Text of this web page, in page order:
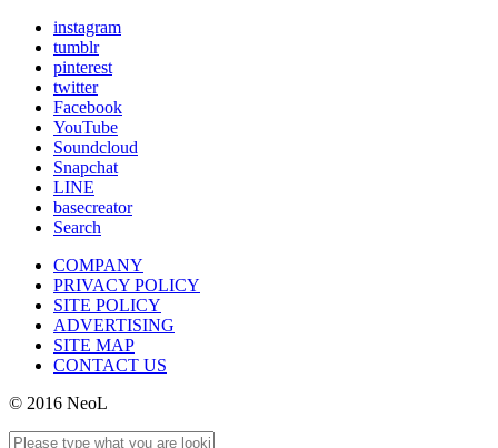
instagram
tumblr
pinterest
twitter
Facebook
YouTube
Soundcloud
Snapchat
LINE
basecreator
Search
COMPANY
PRIVACY POLICY
SITE POLICY
ADVERTISING
SITE MAP
CONTACT US
© 2016 NeoL